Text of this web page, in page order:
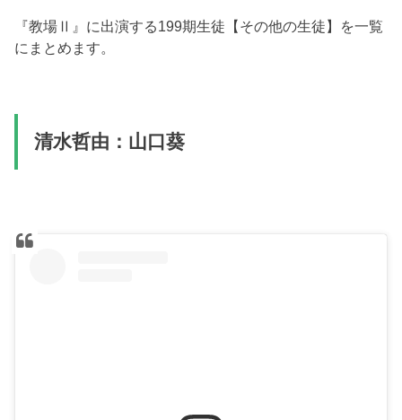
『教場Ⅱ』に出演する199期生徒【その他の生徒】を一覧
にまとめます。
清水哲由：山口葵